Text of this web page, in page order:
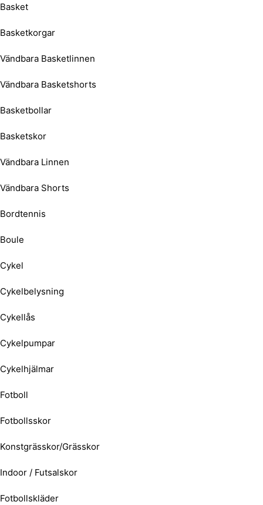
Basket
Basketkorgar
Vändbara Basketlinnen
Vändbara Basketshorts
Basketbollar
Basketskor
Vändbara Linnen
Vändbara Shorts
Bordtennis
Boule
Cykel
Cykelbelysning
Cykellås
Cykelpumpar
Cykelhjälmar
Fotboll
Fotbollsskor
Konstgrässkor/Grässkor
Indoor / Futsalskor
Fotbollskläder